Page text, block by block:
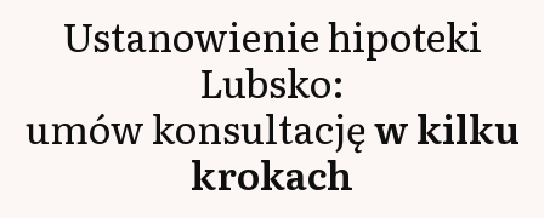
Ustanowienie hipoteki
Lubsko:
umów konsultacjęw kilku
krokach